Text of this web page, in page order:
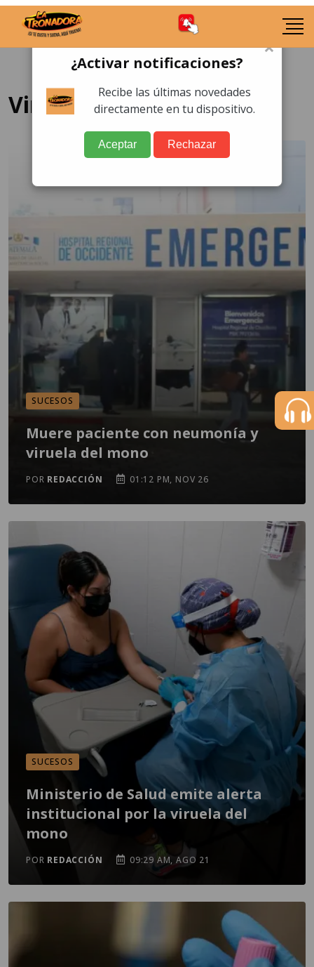
Viruela del mono
SUCESOS
Muere paciente con neumonía y
viruela del mono
POR REDACCIÓN 01:12 PM, NOV 26
SUCESOS
Ministerio de Salud emite alerta
institucional por la viruela del
mono
POR REDACCIÓN 09:29 AM, AGO 21
×
¿Activar notificaciones?
Recibe las últimas novedades
directamente en tu dispositivo.
Aceptar Rechazar